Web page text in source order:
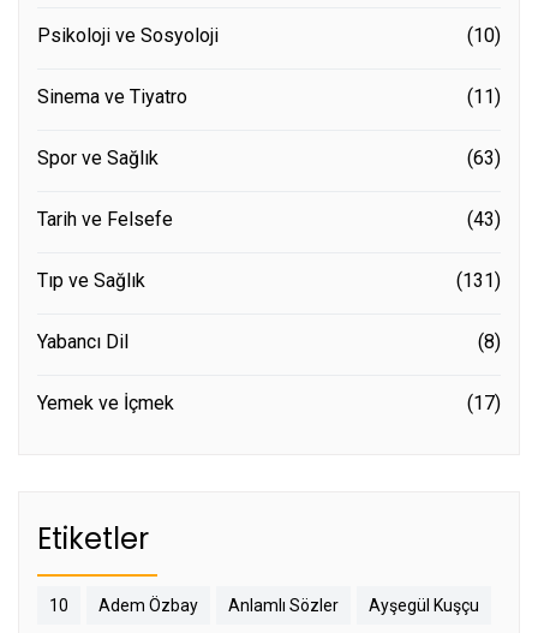
Psikoloji ve Sosyoloji (10)
Sinema ve Tiyatro (11)
Spor ve Sağlık (63)
Tarih ve Felsefe (43)
Tıp ve Sağlık (131)
Yabancı Dil (8)
Yemek ve İçmek (17)
Etiketler
10 Adem Özbay Anlamlı Sözler Ayşegül Kuşçu